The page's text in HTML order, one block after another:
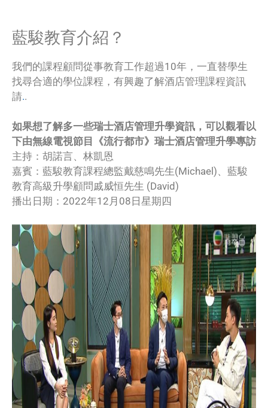
藍駿教育介紹？
我們的課程顧問從事教育工作超過10年，一直替學生
找尋合適的學位課程，有興趣了解酒店管理課程資訊
請..
如果想了解多一些瑞士酒店管理升學資訊，可以觀看以
下由無線電視節目《流行都市》瑞士酒店管理升學專訪
主持：胡諾言、林凱恩
嘉賓：藍駿教育課程總監戴慈鳴先生(Michael)、藍駿
教育高級升學顧問戚威恒先生 (David)
播出日期：2022年12月08日星期四